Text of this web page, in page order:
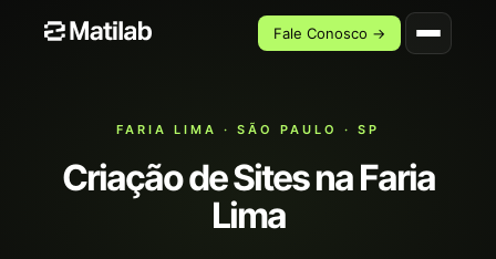
Fale Conosco →
FARIA LIMA · SÃO PAULO · SP
Criação de Sites na Faria
Lima